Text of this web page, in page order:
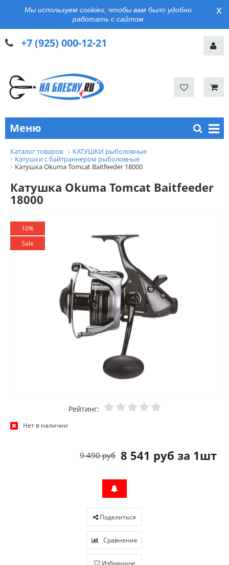
Мы используем cookies, чтобы вам было удобно
работать с сайтом
x
+7 (925) 000-12-21
Меню
Каталог товаров
КАТУШКИ рыболовные
Катушки с байтраннером рыболовные
Катушка Okuma Tomcat Baitfeeder 18000
Катушка Okuma Tomcat Baitfeeder
18000
10%
Sale
Рейтинг:
Нет в наличии
8 541 руб за 1шт
9 490 руб
Поделиться
Сравнение